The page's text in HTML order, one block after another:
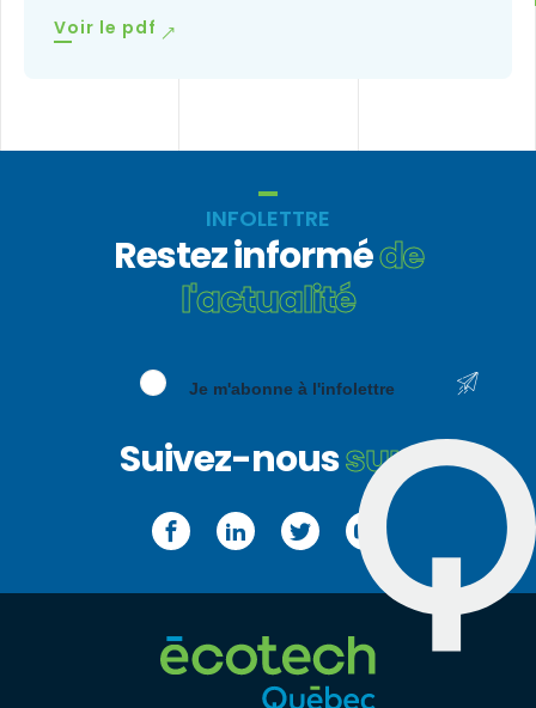
Voir le pdf (le
nouvelle
INFOLETTRE
Restez informéde
l'actualité
Je m'abonne à l'infolettre
Suivez-noussur :
FacebookLinkedInTwitter YouTube